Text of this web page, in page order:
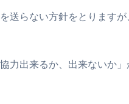
送らない方針をとります
力出来るか、出来ないか